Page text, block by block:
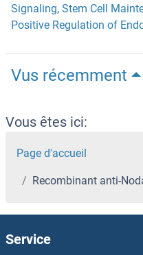
Signaling, Stem Cell
Positive Regulation of
Vus récemment
Vous êtes ici:
Page d'accueil
Recombinant anti-
Service